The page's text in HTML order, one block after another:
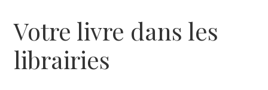
Votre livre dans les
librairies